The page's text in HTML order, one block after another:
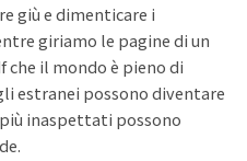
giù e dimenticare i
giriamo le pagine di un
il mondo è pieno di
estranei possono diventare
inaspettati possono